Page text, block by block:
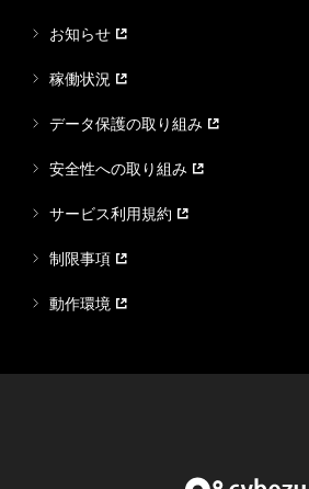
お知らせ
稼働状況
データ保護の取り組み
安全性への取り組み
サービス利用規約
制限事項
動作環境